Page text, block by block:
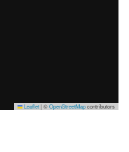
Leaflet|©OpenStreetMapcontributors